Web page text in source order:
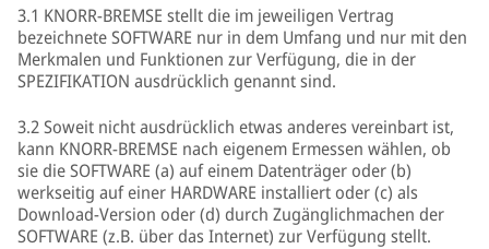
3.1 KNORR-BREMSE stellt die im jeweiligen Vertrag
bezeichnete SOFTWARE nur in dem Umfang und nur mit den
Merkmalen und Funktionen zur Verfügung, die in der
SPEZIFIKATION ausdrücklich genannt sind.
3.2 Soweit nicht ausdrücklich etwas anderes vereinbart ist,
kann KNORR-BREMSE nach eigenem Ermessen wählen, ob
sie die SOFTWARE (a) auf einem Datenträger oder (b)
werkseitig auf einer HARDWARE installiert oder (c) als
Download-Version oder (d) durch Zugänglichmachen der
SOFTWARE (z.B. über das Internet) zur Verfügung stellt.